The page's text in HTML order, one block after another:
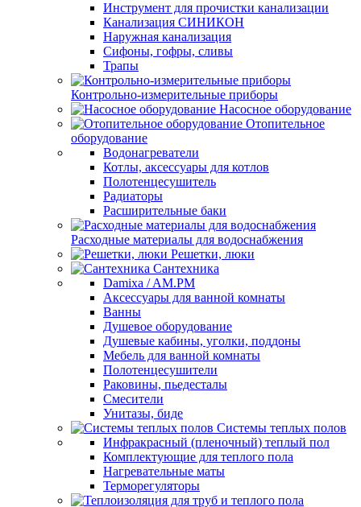
Инструмент для прочистки канализации
Канализация СИНИКОН
Наружная канализация
Сифоны, гофры, сливы
Трапы
Контрольно-измерительные приборы
Насосное оборудование
Отопительное
оборудование
Водонагреватели
Котлы, аксессуары для котлов
Полотенцесушитель
Радиаторы
Расширительные баки
Расходные материалы для водоснабжения
Решетки, люки
Сантехника
Damixa / AM.PM
Аксессуары для ванной комнаты
Ванны
Душевое оборудование
Душевые кабины, уголки, поддоны
Мебель для ванной комнаты
Полотенцесушители
Раковины, пьедесталы
Смесители
Унитазы, биде
Системы теплых полов
Инфракрасный (пленочный) теплый пол
Комплектующие для теплого пола
Нагревательные маты
Терморегуляторы